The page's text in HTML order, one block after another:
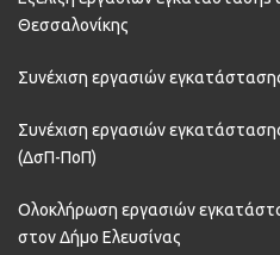
Θεσσαλονίκης
Συνέχιση εργασιών
Συνέχιση εργασιών
(ΔσΠ-ΠοΠ)
Ολοκλήρωση εργασιών
στον Δήμο Ελευσίνας